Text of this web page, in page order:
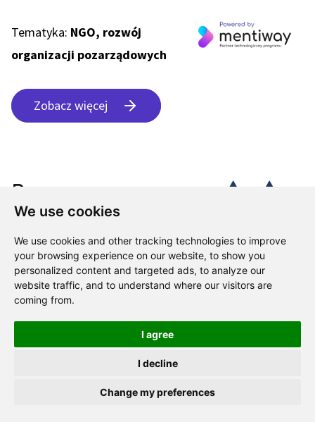
We use cookies
We use cookies and other tracking technologies to improve
your browsing experience on our website, to show you
personalized content and targeted ads, to analyze our
website traffic, and to understand where our visitors are
coming from.
I agree
I decline
Change my preferences
Tematyka: NGO, rozwój
organizacji pozarządowych
Zobacz więcej
Program
SAAMBA
organizowany przez Stowarzyszenie Studentów i
Absolwentów Szkoły Biznesu Politechniki Warszawskiej
Zapraszamy na konferencję Mentoring Program
Excellence 15.09.2026r.
Więcej szczegółów